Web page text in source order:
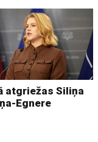
atgriežas Siliņa
Egnere